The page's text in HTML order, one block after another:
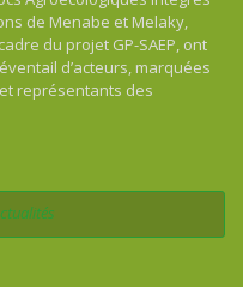
de Menabe et Melaky,
du projet GP-SAEP, ont
d’acteurs, marquées
représentants des